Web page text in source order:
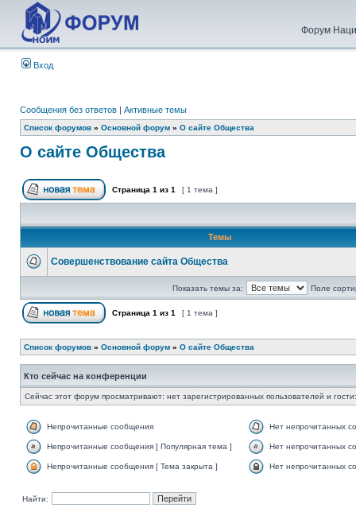
Форум
Вход
Сообщения без ответов | Активные темы
Список форумов » Основной форум » О сайте Общества
О сайте Общества
Страница 1 из 1 [ 1 тема ]
Темы
Совершенствование сайта Общества
Показать темы за: Поле
Страница 1 из 1 [ 1 тема ]
Список форумов » Основной форум » О сайте Общества
Кто сейчас на конференции
Сейчас этот форум просматривают: нет зарегистрированных пользователей и
Непрочитанные сообщения Нет непрочитанных
Непрочитанные сообщения [ Популярная тема ] Нет непрочитанных
Непрочитанные сообщения [ Тема закрыта ] Нет непрочитанных
Найти: